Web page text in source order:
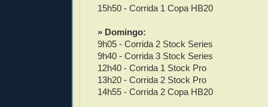
15h50 - Corrida 1 Copa HB20
» Domingo:
9h05 - Corrida 2 Stock Series
9h40 - Corrida 3 Stock Series
12h40 - Corrida 1 Stock Pro
13h20 - Corrida 2 Stock Pro
14h55 - Corrida 2 Copa HB20